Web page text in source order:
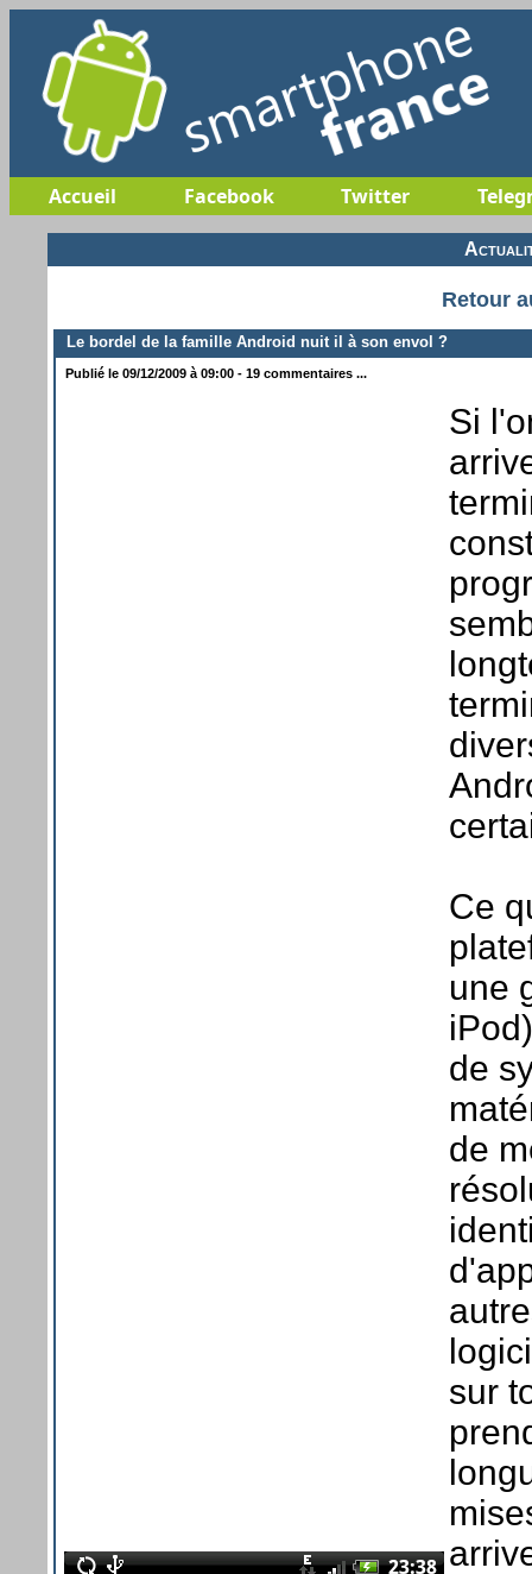
Accueil Facebook Twitter
Retour
Le bordel de la famille Android nuit il à son envol ?
Publié le 09/12/2009 à 09:00 - 19 commentaires ...
Si
Ce
une
de
de
sur